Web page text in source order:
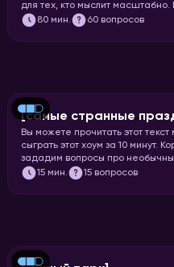
для тех, кто мыслит
песен, клипов, отрывков из
80мин. 60 вопросов
[самые странные
Вы можете прочитать этот
сыграть этот хоум за 10 минут.
зададим вопросы про
ваша задача отгадать
15мин. 15 вопросов